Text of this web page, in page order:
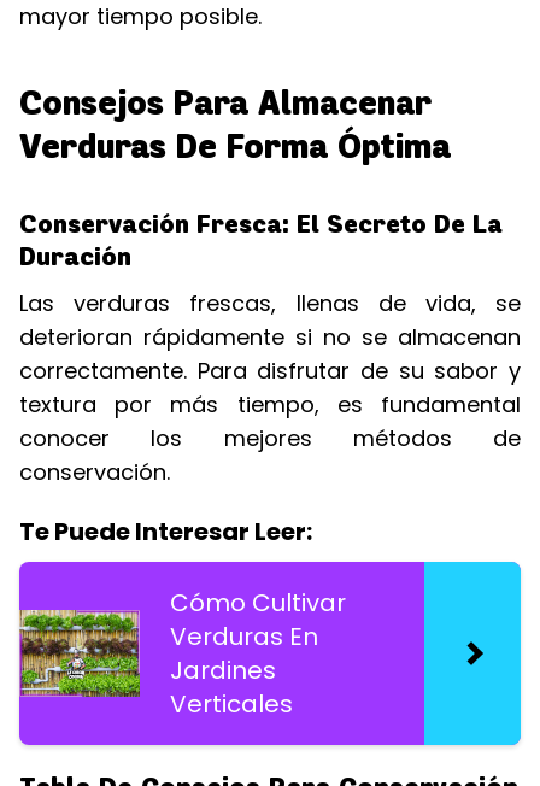
mayor tiempo posible.
Consejos Para Almacenar
Verduras De Forma Óptima
Conservación Fresca: El Secreto De La
Duración
Las verduras frescas, llenas de vida, se
deterioran rápidamente si no se almacenan
correctamente. Para disfrutar de su sabor y
textura por más tiempo, es fundamental
conocer los mejores métodos de
conservación.
Te Puede Interesar Leer:
Cómo Cultivar
Verduras En
Jardines
Verticales